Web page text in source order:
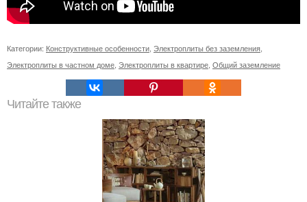
Категории: Конструктивные особенности Электроплиты без заземления
Электроплиты в частном доме Электроплиты в квартире Общий заземление
Читайте также